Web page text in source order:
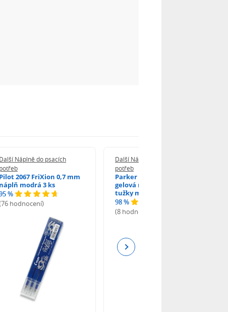
Další Náplně do psacích
potřeb
Pilot 2067 FriXion 0,7 mm
náplň modrá 3 ks
%
hodnocení)
Další Náplně do psacích
potřeb
Parker 1502/0250346
gelová náplň do kuličkové
tužky modrá
98 %
(8 hodnocení)
Next